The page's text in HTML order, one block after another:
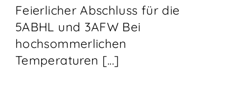
Feierlicher Abschluss für die
5ABHL und 3AFW Bei
hochsommerlichen
Temperaturen [...]